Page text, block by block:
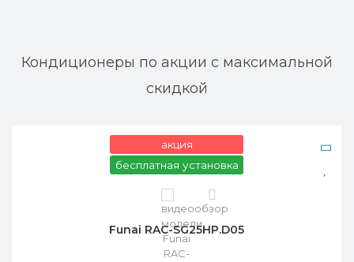
Кондиционеры по акции с максимальной
скидкой
акция
бесплатная установка
Funai RAC-SG25HP.D05